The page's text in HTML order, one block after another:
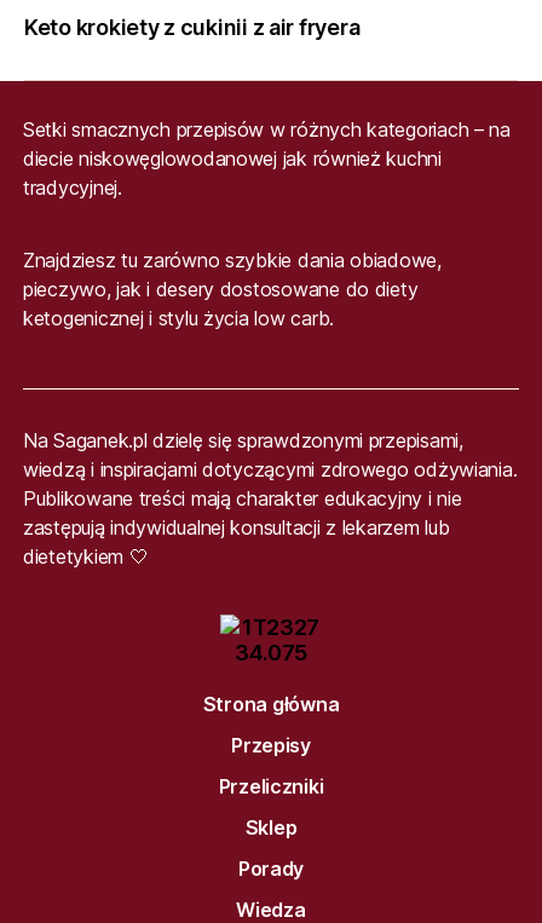
Keto krokiety z cukinii z air fryera
Setki smacznych przepisów w różnych kategoriach – na
diecie niskowęglowodanowej jak również kuchni
tradycyjnej.
Znajdziesz tu zarówno szybkie dania obiadowe,
pieczywo, jak i desery dostosowane do diety
ketogenicznej i stylu życia low carb.
Na Saganek.pl dzielę się sprawdzonymi przepisami,
wiedzą i inspiracjami dotyczącymi zdrowego odżywiania.
Publikowane treści mają charakter edukacyjny i nie
zastępują indywidualnej konsultacji z lekarzem lub
dietetykiem 🤍
Strona główna
Przepisy
Przeliczniki
Sklep
Porady
Wiedza